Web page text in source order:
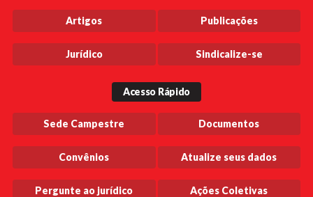
Artigos Publicações
Jurídico Sindicalize-se
Acesso Rápido
Sede Campestre Documentos
Convênios Atualize seus dados
Pergunte ao jurídico Ações Coletivas